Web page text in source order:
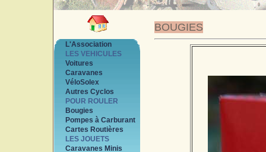
BOUGIES
L'Association
LES VEHICULES
Voitures
Caravanes
VéloSolex
Autres Cyclos
POUR ROULER
Bougies
Pompes à Carburant
Cartes Routières
LES JOUETS
Caravanes Minis